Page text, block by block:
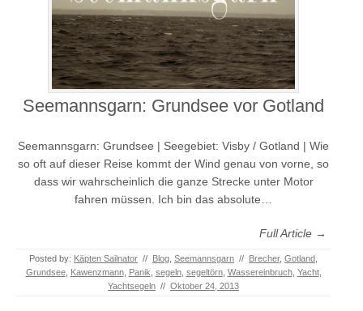
Seemannsgarn: Grundsee vor Gotland
Seemannsgarn: Grundsee | Seegebiet: Visby / Gotland | Wie
so oft auf dieser Reise kommt der Wind genau von vorne, so
dass wir wahrscheinlich die ganze Strecke unter Motor
fahren müssen. Ich bin das absolute…
Full Article →
Posted by: Käpten Sailnator // Blog Seemannsgarn // Brecher, Gotland
Grundsee, Kawenzmann, Panik segeln, segeltörn, Wassereinbruch, Yacht,
Yachtsegeln // Oktober 24, 2013